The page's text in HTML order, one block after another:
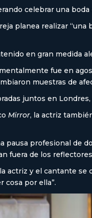
celebrar una
planea realizar
en gran medida
fue en
muestras de
juntos en
Mirror, la actriz
pausa profesional de
fuera de los
actriz y el cantante se
cosa por ella”.